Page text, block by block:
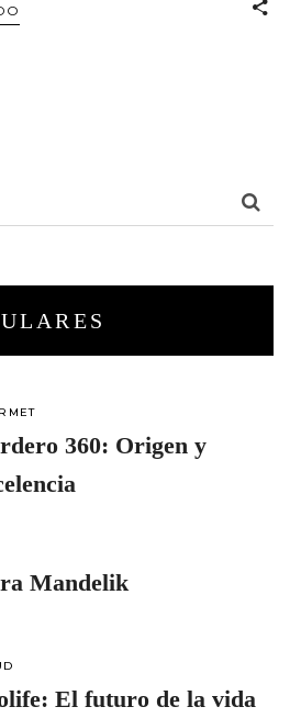
360: Origen y
Mandelik
El futuro de la vida